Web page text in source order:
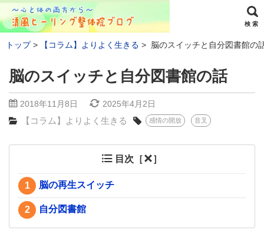
検 索
トップ 【コラム】よりよく生きる 脳のスイッチと自分図書館の
脳のスイッチと自分図書館の話
2018年11月8日 2025年4月2日
【コラム】よりよく生きる 感情の開放 音叉
目次［ ］
1 脳の再生スイッチ
2 自分図書館